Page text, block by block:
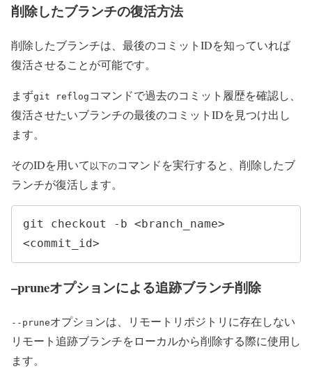
削除したブランチの復活方法
削除したブランチは、最後のコミットIDを知っていれば
復活させることが可能です。
まずgit reflog コマンドで過去のコミット履歴を確認し、
復活させたいブランチの最後のコミットIDを見つけ出し
ます。
そのIDを用いて 以下のコマンドを実行すると、削除したブ
ランチが復活します。
git checkout -b <branch_name>
<commit_id>
–pruneオプションによる追跡ブランチ削除
--pruneオプションは、リモートリポジトリに存在しない
リモート追跡ブランチをローカルから削除する際に使用し
ます。